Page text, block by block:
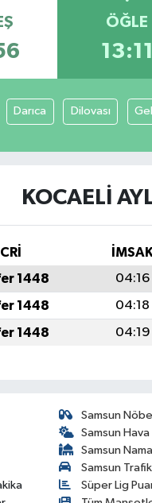
ÖĞLE
13:11
Darıca Dilovası
KOCAELI
1448 04:16
1448 04:18
1448 04:19
Samsun
Samsun
Samsun
Samsun
Süper Lig